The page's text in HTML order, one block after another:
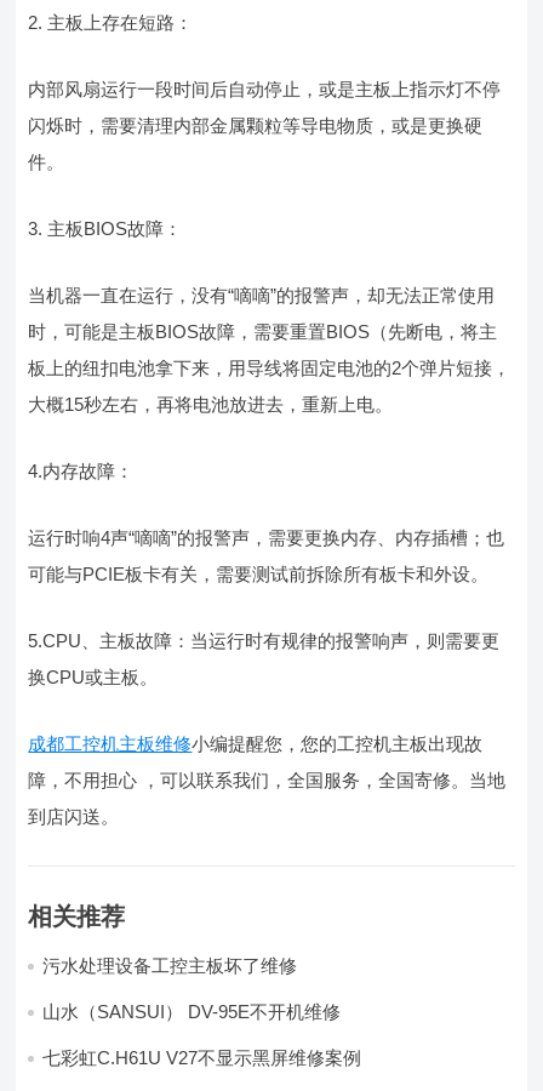
2. 主板上存在短路：
内部风扇运行一段时间后自动停止，或是主板上指示灯不停
闪烁时，需要清理内部金属颗粒等导电物质，或是更换硬
件。
3. 主板BIOS故障：
当机器一直在运行，没有“嘀嘀”的报警声，却无法正常使用
时，可能是主板BIOS故障，需要重置BIOS（先断电，将主
板上的纽扣电池拿下来，用导线将固定电池的2个弹片短接，
大概15秒左右，再将电池放进去，重新上电。
4.内存故障：
运行时响4声“嘀嘀”的报警声，需要更换内存、内存插槽；也
可能与PCIE板卡有关，需要测试前拆除所有板卡和外设。
5.CPU、主板故障：当运行时有规律的报警响声，则需要更
换CPU或主板。
成都工控机主板维修小编提醒您，您的工控机主板出现故
障，不用担心 ，可以联系我们，全国服务，全国寄修。当地
到店闪送。
相关推荐
污水处理设备工控主板坏了维修
山水（SANSUI） DV-95E不开机维修
七彩虹C.H61U V27不显示黑屏维修案例